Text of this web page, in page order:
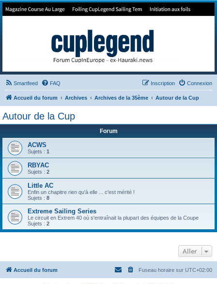
Forum de Cup In Europe
Smartfeed FAQ Connexion
Inscription
Accueil du forum Archives Archives de la 35ème Autour de la Cup
Autour de la Cup
Forum
ACWS
Sujets : 1
RBYAC
Sujets : 2
Little AC
Enfin un chapitre rien qu'à elle ... c'est mérité !
Sujets : 8
Extreme Sailing Series
Le circuit en Extrem 40 où s'entraînait la plupart des équipes de la Coupe
Sujets : 2
Aller
Accueil du forum Fuseau horaire sur UTC+02:00